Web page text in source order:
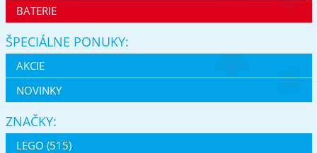
BATERIE
ŠPECIÁLNE PONUKY:
AKCIE
NOVINKY
ZNAČKY:
LEGO (515)